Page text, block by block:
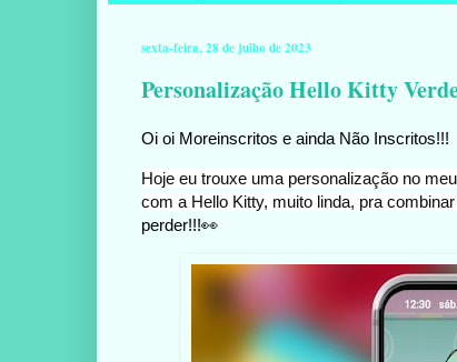
sexta-feira, 28 de julho de 2023
Personalização Hello Kitty
Oi oi Moreinscritos e ainda Não Inscritos!!!
Hoje eu trouxe uma personalização no
com a Hello Kitty, muito linda, pra
perder!!!👀